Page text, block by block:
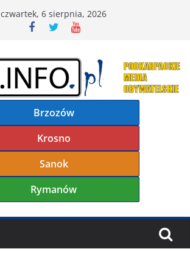
czwartek, 6 sierpnia, 2026
Brzozów
Krosno
Sanok
Rymanów